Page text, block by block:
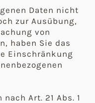
Daten nicht
zur Ausübung,
von
haben Sie das
Einschränkung
Art. 21 Abs. 1